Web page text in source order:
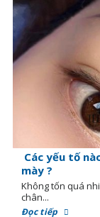
Các yếu tố
mày ?
Không tốn quá
chân...
Đọc tiếp